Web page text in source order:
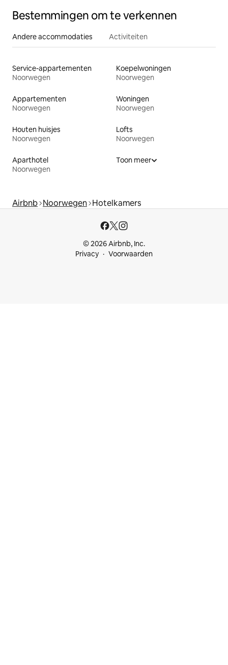
Bestemmingen om te verkennen
Andere accommodaties Activiteiten
Service-appartementen
Noorwegen
Koepelwoningen
Noorwegen
Appartementen
Noorwegen
Woningen
Noorwegen
Houten huisjes
Noorwegen
Lofts
Noorwegen
Aparthotel
Noorwegen
Toon meer
Airbnb Noorwegen Hotelkamers
© 2026 Airbnb, Inc.
Privacy
Voorwaarden